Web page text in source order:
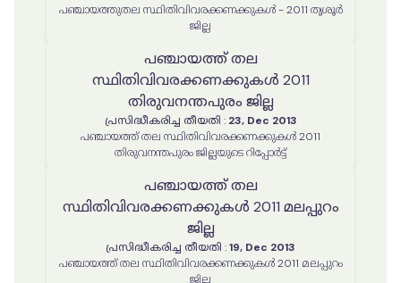
പഞ്ചായത്തുതല സ്ഥിതിവിവരക്കണക്കുകൾ - 2011 തൃശൂർ
ജില്ല
പഞ്ചായത്ത് തല
സ്ഥിതിവിവരക്കണക്കുകൾ 2011
തിരുവനന്തപുരം ജില്ല
പ്രസിദ്ധീകരിച്ച തീയതി : 23, Dec 2013
പഞ്ചായത്ത് തല സ്ഥിതിവിവരക്കണക്കുകൾ 2011
തിരുവനന്തപുരം ജില്ലയുടെ റിപ്പോർട്ട്
പഞ്ചായത്ത് തല
സ്ഥിതിവിവരക്കണക്കുകൾ 2011 മലപ്പുറം
ജില്ല
പ്രസിദ്ധീകരിച്ച തീയതി :19, Dec 2013
പഞ്ചായത്ത് തല സ്ഥിതിവിവരക്കണക്കുകൾ 2011 മലപ്പുറം
ജില്ല